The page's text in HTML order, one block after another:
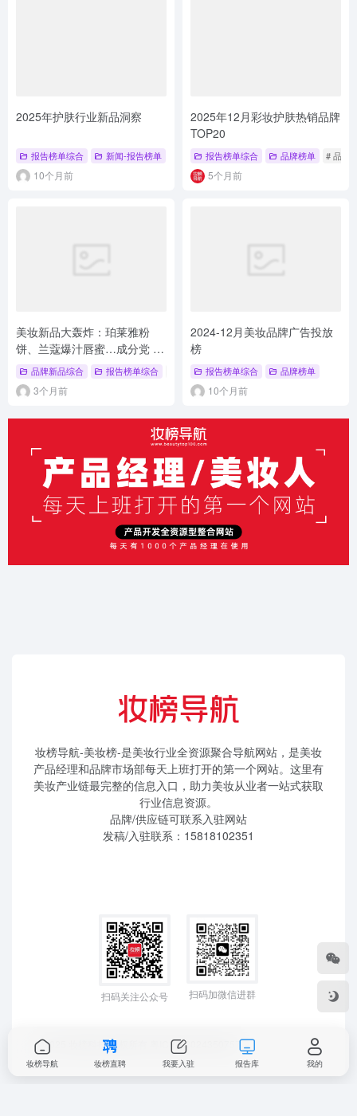
2025年护肤行业新品洞察
报告榜单综合 新闻-报告榜单
10个月前
2025年12月彩妆护肤热销品牌
TOP20
报告榜单综合 品牌榜单 # 品牌
5个月前
美妆新品大轰炸：珀莱雅粉
饼、兰蔻爆汁唇蜜…成分党 &
颜值控速收藏
品牌新品综合 报告榜单综合 # 新品上市 # 品牌系列新品 # 品牌新品
3个月前
2024-12月美妆品牌广告投放
榜
报告榜单综合 品牌榜单
10个月前
妆榜导航-美妆榜-是美妆行业全资源聚合导航网站，是美妆
产品经理和品牌市场部每天上班打开的第一个网站。这里有
美妆产业链最完整的信息入口，助力美妆从业者一站式获取
行业信息资源。
品牌/供应链可联系入驻网站
发稿/入驻联系：15818102351
扫码关注公众号 扫码加微信进群
©2025 妆榜科技 版权所有 粤ICP备2024350757
妆榜导航 妆榜直聘 我要入驻 报告库 我的